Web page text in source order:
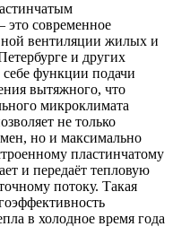
это современное
вентиляции жилых и
и других
себе функции подачи
вытяжного, что
микроклимата
не только
но и максимально
пластинчатому
и передаёт тепловую
потоку. Такая
в холодное время года